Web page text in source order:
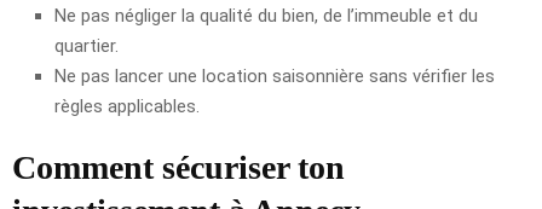
Ne pas négliger la qualité du bien, de l’immeuble et du
quartier.
Ne pas lancer une location saisonnière sans vérifier les
règles applicables.
Comment sécuriser ton